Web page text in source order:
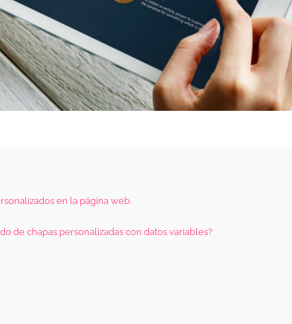
en la página web.
de chapas personalizadas con datos variables?